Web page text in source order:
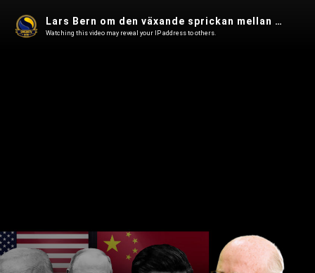
Lars Bern om den växande sprickan mellan öst och väst, NATO, Davos och miljökonferensen - Fjärde Statsmakten 134
Watching this video may reveal your IP address to others.